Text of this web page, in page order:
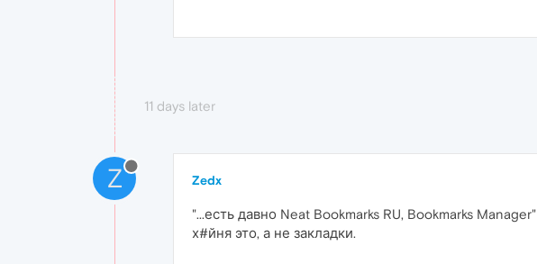
11 days later
Z Zedx
"...есть давно Neat Bookmarks RU, Bookmarks Manager"
х#йня это, а не закладки.